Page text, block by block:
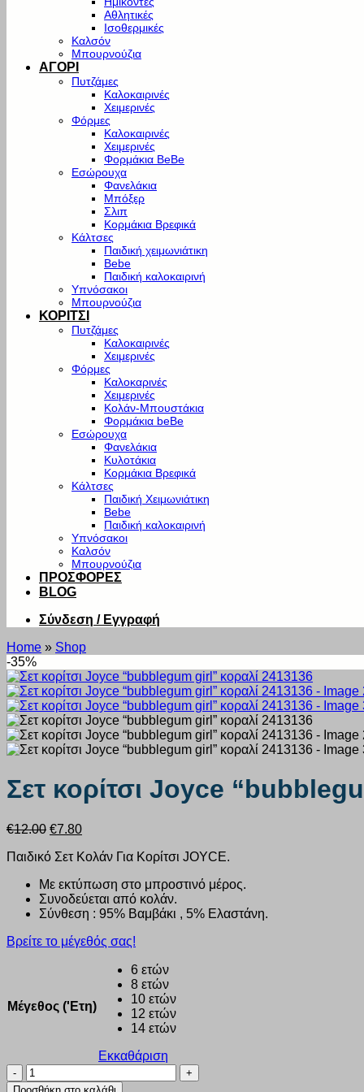
Αθλητικές
Ισοθερμικές
Καλσόν
Μπουρνούζια
ΑΓΟΡΙ
Πυτζάμες
Καλοκαιρινές
Χειμερινές
Φόρμες
Καλοκαιρινές
Χειμερινές
Φορμάκια BeBe
Εσώρουχα
Φανελάκια
Μπόξερ
Σλιπ
Κορμάκια Βρεφικά
Κάλτσες
Παιδική χειμωνιάτικη
Bebe
Παιδική καλοκαιρινή
Υπνόσακοι
Μπουρνούζια
ΚΟΡΙΤΣΙ
Πυτζάμες
Καλοκαιρινές
Χειμερινές
Φόρμες
Καλοκαρινές
Χειμερινές
Κολάν-Μπουστάκια
Φορμάκια beBe
Εσώρουχα
Φανελάκια
Κυλοτάκια
Κορμάκια Βρεφικά
Κάλτσες
Παιδική Χειμωνιάτικη
Bebe
Παιδική καλοκαιρινή
Υπνόσακοι
Καλσόν
Μπουρνούζια
ΠΡΟΣΦΟΡΕΣ
BLOG
Σύνδεση / Εγγραφή
Home » Shop
-35%
Σετ κορίτσι Joyce
€12.00 Original
was:
€7.80Η
τιμή
€7.80.
Παιδικό Σετ Κολάν Για Κορίτσι JOYCE.
Με εκτύπωση στο μπροστινό μέρος.
Συνοδεύεται από κολάν.
Σύνθεση : 95% Βαμβάκι , 5% Ελαστάνη.
Βρείτε το μέγεθός σας!
Μέγεθος ('Ετη)
6 ετών
8 ετών
10 ετών
12 ετών
14 ετών
Εκκαθάριση
Σετ
κορίτσι